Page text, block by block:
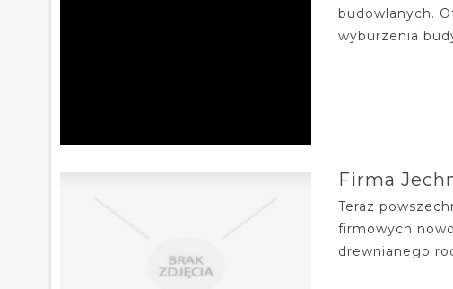
budowlanych.
wyburzenia
Firma
Teraz
firmowych
drewnianego